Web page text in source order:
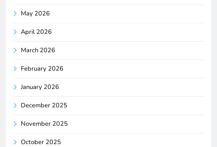
May 2026
April 2026
March 2026
February 2026
January 2026
December 2025
November 2025
October 2025